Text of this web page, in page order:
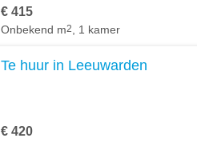
€ 415
Onbekend m2 , 1 kamer
Te huur in Leeuwarden
€ 420